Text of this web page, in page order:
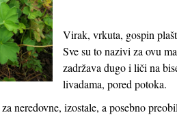
Virak, vrkuta, gospin
Sve su to nazivi za ovu
zadržava dugo i liči na
livadama, pored potoka.
neredovne, izostale, a posebno